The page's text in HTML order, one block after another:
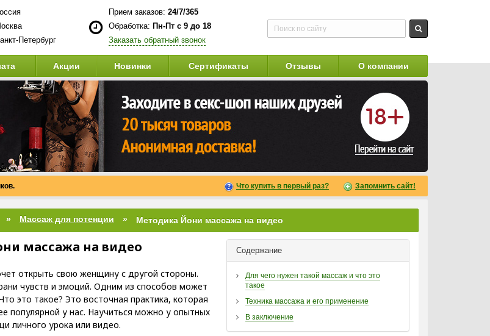
Петербург
Прием заказов: 24/7/365
Обработка: Пн-Пт с 9 до 18
Заказать обратный звонок
Акции Новинки Сертификаты Отзывы О компании
Что купить в первый раз? Запомнить сайт!
Массаж для потенции Методика Йони массажа на видео
Содержание
Для чего нужен такой массаж и что это
такое
Техника массажа и его применение
В заключение
массажа на видео
открыть свою женщину с другой стороны.
чувств и эмоций. Одним из способов может
это такое? Это восточная практика, которая
популярной у нас. Научиться можно у опытных
личного урока или видео.